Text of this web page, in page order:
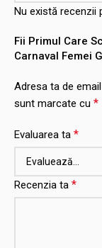
Nu există recenzii
Fii Primul Care
Carnaval Femei
Adresa ta de
sunt marcate cu *
Evaluarea ta *
Recenzia ta *